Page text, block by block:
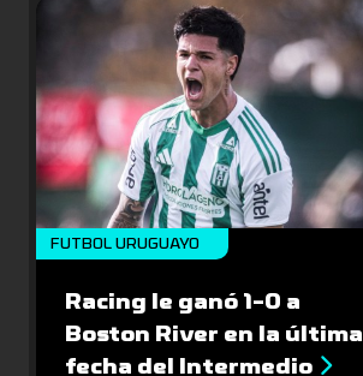
FUTBOL URUGUAYO
Racing le ganó 1-0 a
Boston River en la última
fecha del Intermedio